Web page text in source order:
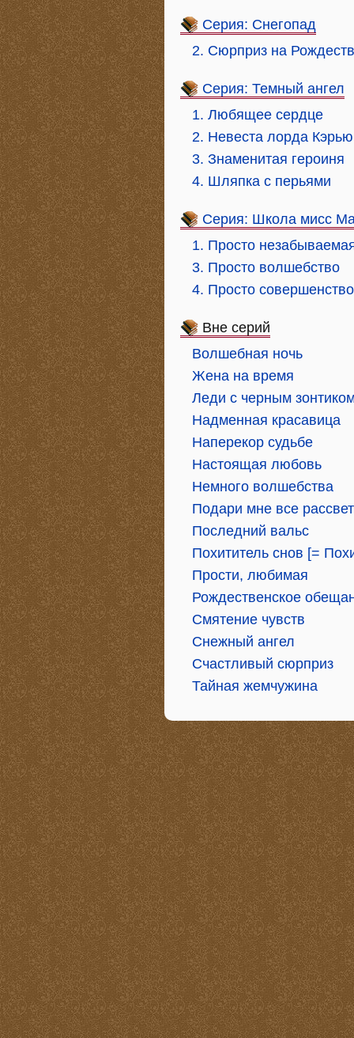
Серия: Снегопад
2. Сюрприз на
Серия: Темный ангел
1. Любящее сердце
2. Невеста лорда Кэрью
3. Знаменитая героиня
4. Шляпка с перьями
Серия: Школа мисс
1. Просто
3. Просто волшебство
4. Просто совершенство
Вне серий
Волшебная ночь
Жена на время
Леди с черным
Надменная красавица
Наперекор судьбе
Настоящая любовь
Немного волшебства
Подари мне все
Последний вальс
Похититель снов [=
Прости, любимая
Рождественское
Смятение чувств
Снежный ангел
Счастливый сюрприз
Тайная жемчужина